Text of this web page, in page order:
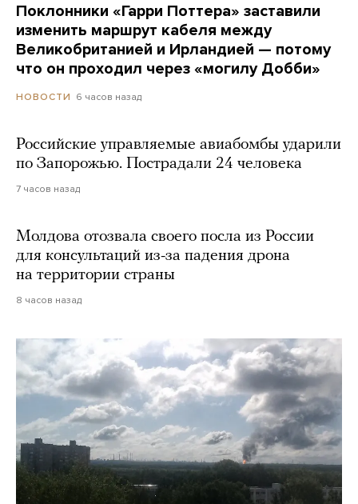
Поклонники «Гарри Поттера» заставили
изменить маршрут кабеля между
Великобританией и Ирландией — потому
что он проходил через «могилу Добби»
НОВОСТИ 6 часов назад
Российские управляемые авиабомбы ударили
по Запорожью. Пострадали 24 человека
7 часов назад
Молдова отозвала своего посла из России
для консультаций из-за падения дрона
на территории страны
8 часов назад